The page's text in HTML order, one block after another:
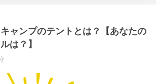
ャンプのテントとは？【あなたの
は？】